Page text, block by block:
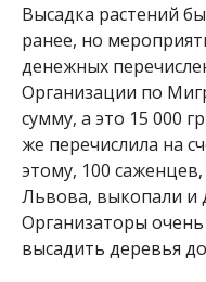
Высадка растений
ранее, но
денежных
Организации по
сумму, а это 15 000
же перечислила на
этому, 100
Львова, выкопали и
Организаторы
высадить деревья